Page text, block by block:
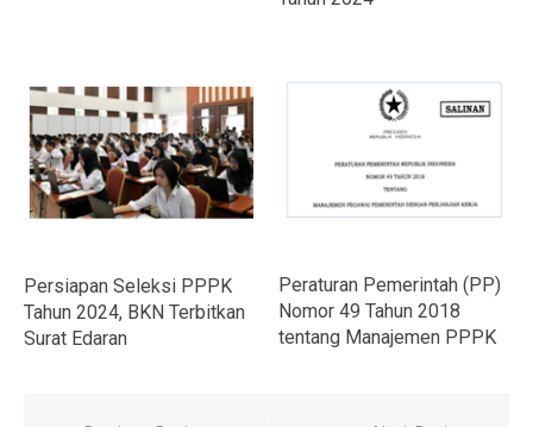
Persiapan Seleksi PPPK
Tahun 2024, BKN Terbitkan
Surat Edaran
Peraturan Pemerintah (PP)
Nomor 49 Tahun 2018
tentang Manajemen PPPK